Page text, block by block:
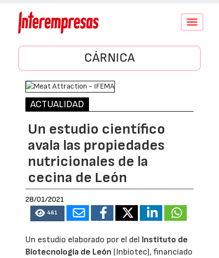
Conmutar
CÁRNICA
ACTUALIDAD
Un estudio científico
avala las propiedades
nutricionales de la
cecina de León
28/01/2021
461
Un estudio elaborado por el del Instituto de
Biotecnología de León (Inbiotec), financiado